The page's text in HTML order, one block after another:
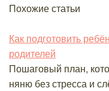
Похожие статьи
Как подготовить
родителей
Пошаговый план,
няню без стресса и